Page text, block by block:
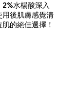
水楊酸深入
後肌膚感覺清
的絕佳選擇！